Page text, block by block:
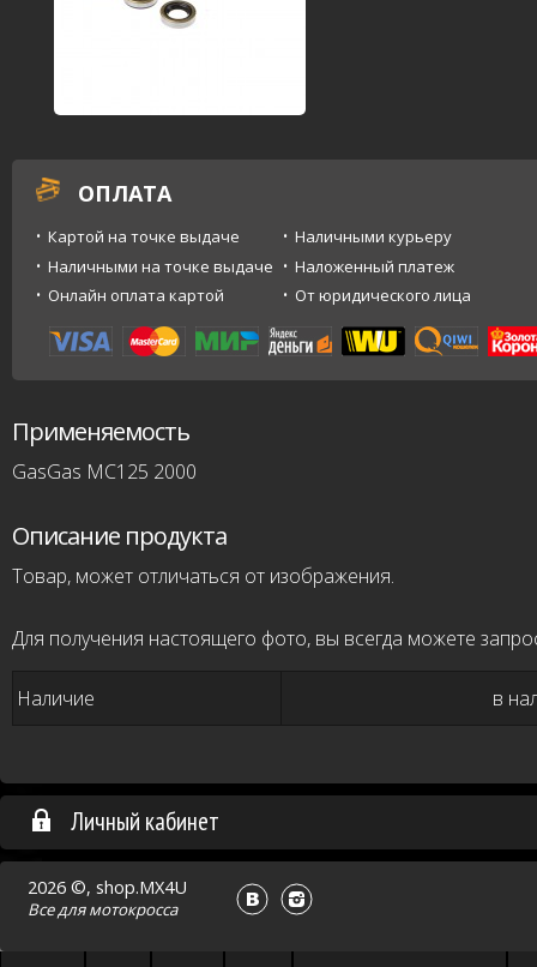
ОПЛАТА
Картой на точке выдаче
Наличными курьеру
Наличными на точке выдаче
Наложенный платеж
Онлайн оплата картой
От юридического лица
Применяемость
GasGas MC125 2000
Описание продукта
Товар, может отличаться от изображения.
Для получения настоящего фото, вы всегда можете
Наличие в
Личный кабинет
2026 ©, shop.MX4U
Все длямотокросса